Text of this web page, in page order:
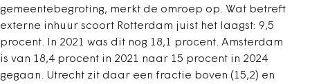
gemeentebegroting, merkt de omroep op. Wat betreft
externe inhuur scoort Rotterdam juist het laagst: 9,5
procent. In 2021 was dit nog 18,1 procent. Amsterdam
is van 18,4 procent in 2021 naar 15 procent in 2024
gegaan. Utrecht zit daar een fractie boven (15,2) en